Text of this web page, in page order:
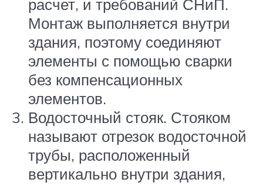
расчет, и требований СНиП.
Монтаж выполняется внутри
здания, поэтому соединяют
элементы с помощью сварки
без компенсационных
элементов.
Водосточный стояк. Стояком
называют отрезок водосточной
трубы, расположенный
вертикально внутри здания,